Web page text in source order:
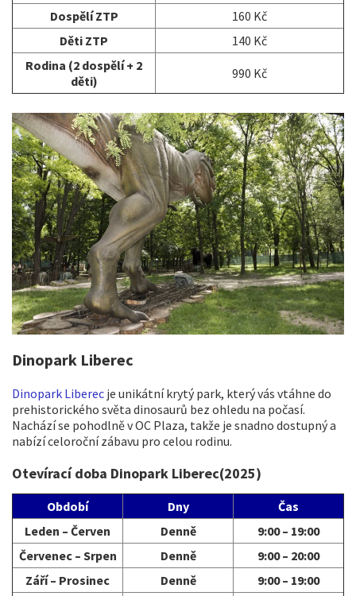
Dospělí ZTP
160 Kč
Děti ZTP
140 Kč
Rodina (2 dospělí + 2
děti)
990 Kč
Dinopark Liberec
Dinopark Liberec je unikátní krytý park, který vás vtáhne do
prehistorického světa dinosaurů bez ohledu na počasí.
Nachází se pohodlně v OC Plaza, takže je snadno dostupný a
nabízí celoroční zábavu pro celou rodinu.
Otevírací doba Dinopark Liberec(2025)
Období Dny
Čas
Leden – Červen
Denně
9:00 – 19:00
Červenec – Srpen
Denně
9:00 – 20:00
Září – Prosinec
Denně
9:00 – 19:00